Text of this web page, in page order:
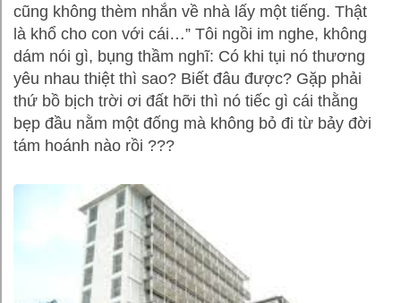
cũng không thèm nhắn về nhà lấy một tiếng. Thật
là khổ cho con với cái…” Tôi ngồi im nghe, không
dám nói gì, bụng thầm nghĩ: Có khi tụi nó thương
yêu nhau thiệt thì sao? Biết đâu được? Gặp phải
thứ bồ bịch trời ơi đất hỡi thì nó tiếc gì cái thằng
bẹp đầu nằm một đống mà không bỏ đi từ bảy đời
tám hoánh nào rồi ???